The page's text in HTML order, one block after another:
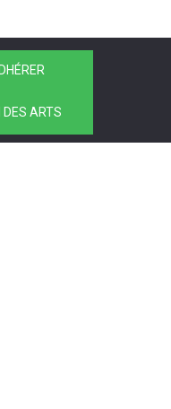
DES ARTS